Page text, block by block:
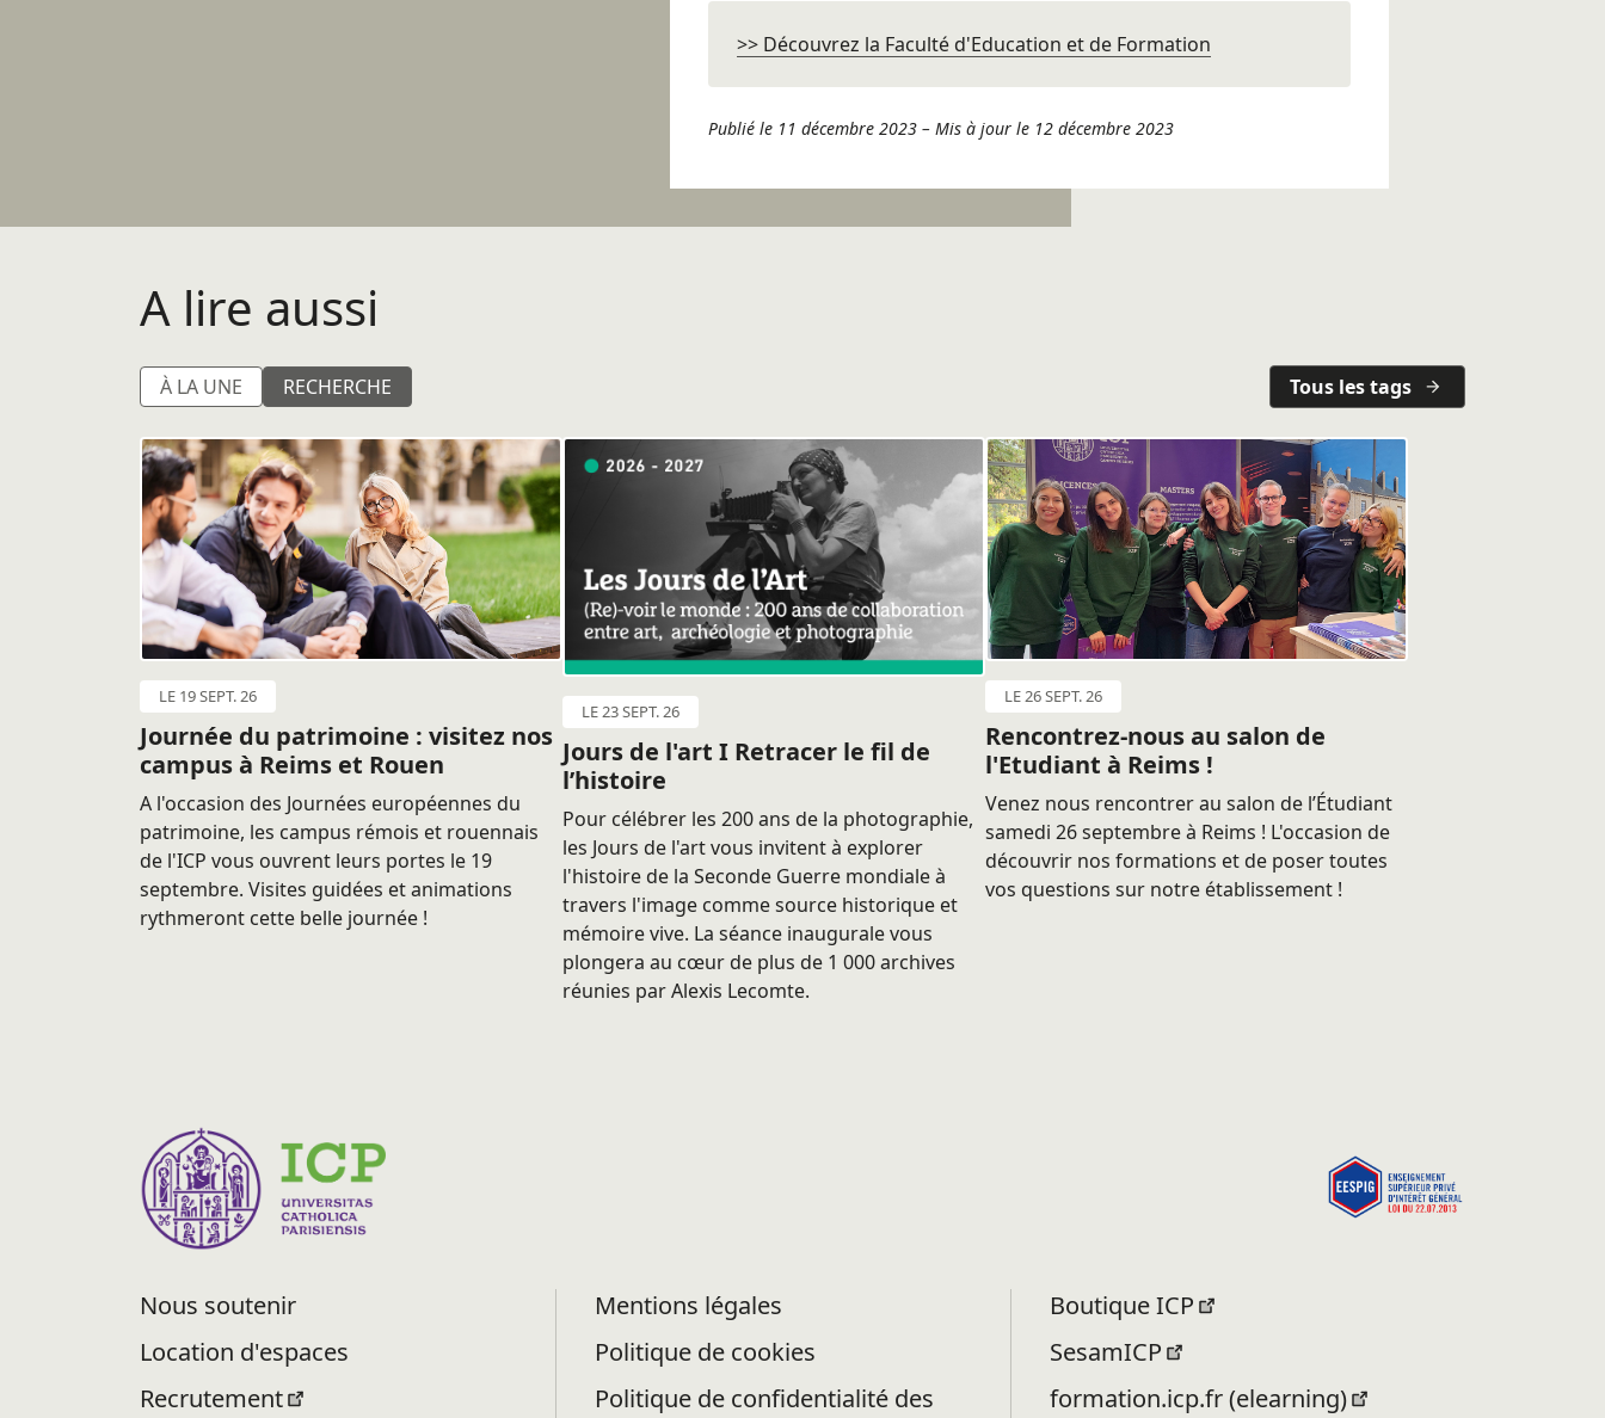
>> Découvrez la Faculté d'Education et de Formation
Publié le 11 décembre 2023 – Mis à jour le 12 décembre 2023
A lire aussi
À LA UNE RECHERCHE Tous les tags
LE 19 SEPT. 26
Journée du patrimoine : visitez nos
campus à Reims et Rouen
A l'occasion des Journées européennes du
patrimoine, les campus rémois et rouennais
de l'ICP vous ouvrent leurs portes le 19
septembre. Visites guidées et animations
rythmeront cette belle journée !
LE 23 SEPT. 26
Jours de l'art I Retracer le fil de
l’histoire
Pour célébrer les 200 ans de la photographie,
les Jours de l'art vous invitent à explorer
l'histoire de la Seconde Guerre mondiale à
travers l'image comme source historique et
mémoire vive. La séance inaugurale vous
plongera au cœur de plus de 1 000 archives
réunies par Alexis Lecomte.
LE 26 SEPT. 26
Rencontrez-nous au salon de
l'Etudiant à Reims !
Venez nous rencontrer au salon de l’Étudiant
samedi 26 septembre à Reims ! L'occasion de
découvrir nos formations et de poser toutes
vos questions sur notre établissement !
Nous soutenir
Location d'espaces
Recrutement
Mentions légales
Politique de cookies
Politique de confidentialité des
Boutique ICP
SesamICP
formation.icp.fr (elearning)